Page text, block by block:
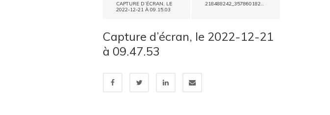
CAPTURE D’ÉCRAN, LE
2022-12-21 À 09.15.03
218488242_357860182585100_6190675031142844209_N
Capture d’écran, le 2022-12-21
à 09.47.53